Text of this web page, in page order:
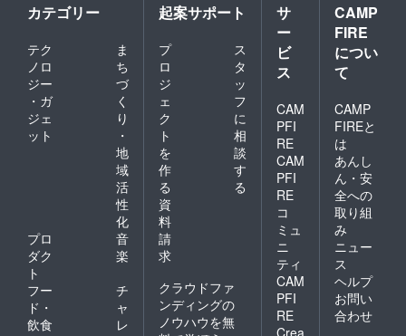
カテゴリー
テク
ノロ
ジー
・ガ
ジェ
ット
ま
ち
づ
く
り
・
地
域
活
性
化
プロ
ダク
ト
音
楽
フー
ド・
飲食
チ
ャ
レ
起案サポート
プ
ロ
ジ
ェ
ク
ト
を
作
る
ス
タ
ッ
フ
に
相
談
す
る
資
料
請
求
クラウドファ
ンディングの
ノウハウを無
サ
ー
ビ
ス
CAM
PFI
RE
CAM
PFI
RE
コ
ミュ
ニ
ティ
CAM
PFI
RE
Crea
CAMP
FIRE
につい
て
CAMP
FIREと
は
あんし
ん・安
全への
取り組
み
ニュー
ス
ヘルプ
お問い
合わせ